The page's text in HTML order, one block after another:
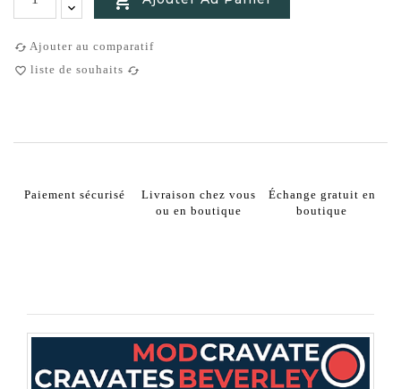
cached Ajouter au comparatif
favorite_border liste de souhaits cached
Paiement sécurisé
Livraison chez vous
ou en boutique
Échange gratuit en
boutique